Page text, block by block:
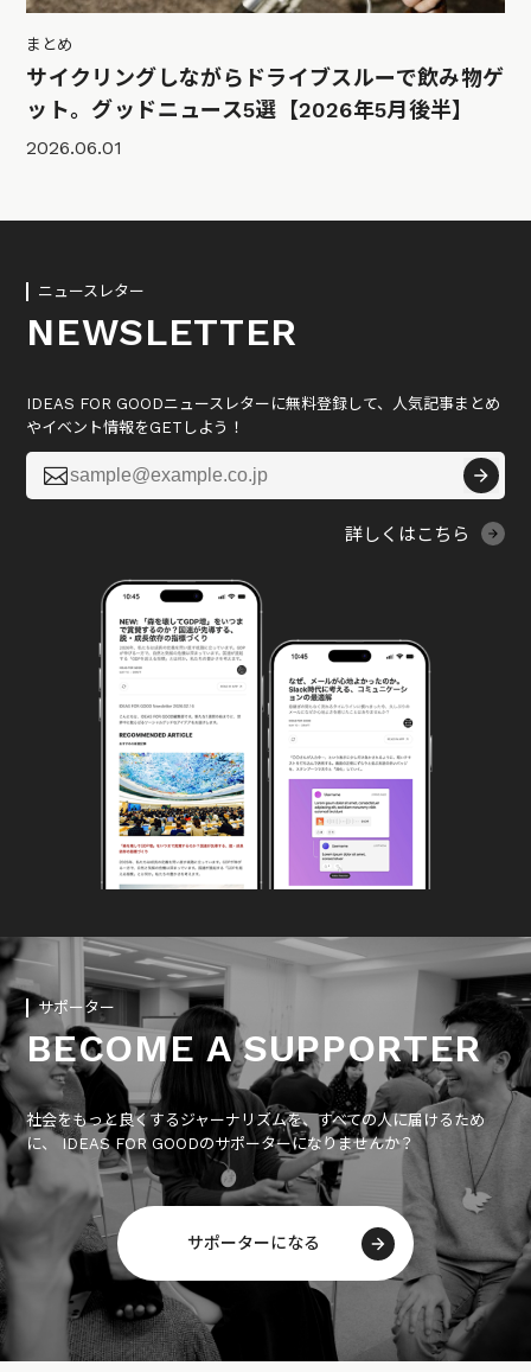
まとめ
サイクリングしながらドライブスルーで飲み物ゲ
ット。グッドニュース5選【2026年5月後半】
2026.06.01
ニュースレター
NEWSLETTER
IDEAS FOR GOODニュースレターに無料登録して、人気記事まとめ
やイベント情報をGETしよう！

詳しくはこちら
サポーター
BECOME A SUPPORTER
社会をもっと良くするジャーナリズムを、すべての人に届けるため
に、 IDEAS FOR GOODのサポーターになりませんか？
サポーターになる